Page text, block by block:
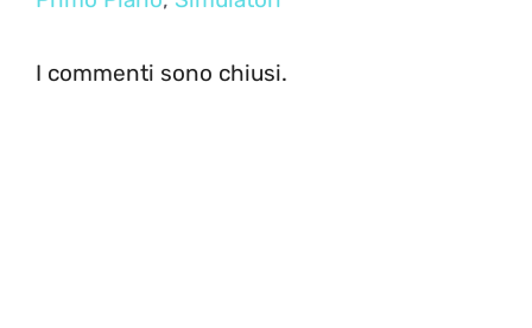
I commenti sono chiusi.